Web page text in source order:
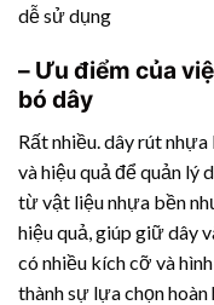
dễ sử dụng
– Ưu điểm của
bó dây
Rất nhiều. dây rút nhựa
và hiệu quả để quản lý
từ vật liệu nhựa bền
hiệu quả, giúp giữ dây
có nhiều kích cỡ và
thành sự lựa chọn hoàn